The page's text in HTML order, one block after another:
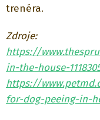
trenéra.
Zdroje:
https://
in-the-house-
https://
for-dog-peeing-in-